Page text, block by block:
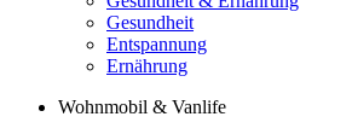
Gesundheit
Entspannung
Ernährung
Wohnmobil & Vanlife